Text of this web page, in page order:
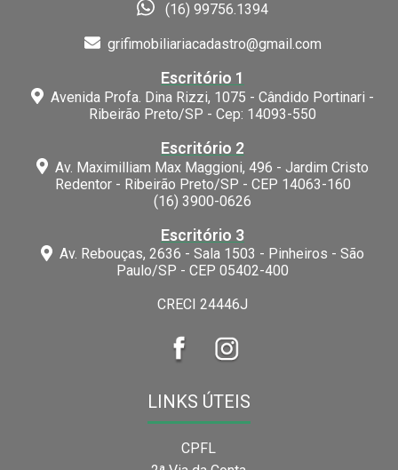
(16) 99756.1394
grifimobiliariacadastro@gmail.com
Escritório 1
Avenida Profa. Dina Rizzi, 1075 - Cândido Portinari -
Ribeirão Preto/SP - Cep: 14093-550
Escritório 2
Av. Maximilliam Max Maggioni, 496 - Jardim Cristo
Redentor - Ribeirão Preto/SP - CEP 14063-160
(16) 3900-0626
Escritório 3
Av. Rebouças, 2636 - Sala 1503 - Pinheiros - São
Paulo/SP - CEP 05402-400
CRECI 24446J
LINKS ÚTEIS
CPFL